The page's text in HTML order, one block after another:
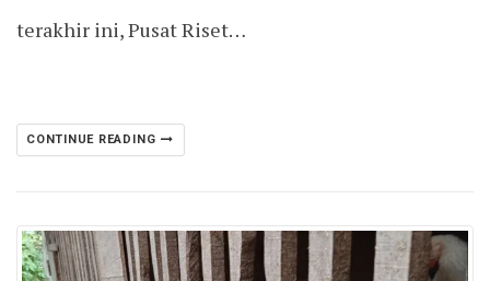
terakhir ini, Pusat Riset…
CONTINUE READING